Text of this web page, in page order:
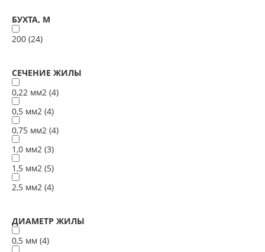
БУХТА, М
200 (24)
СЕЧЕНИЕ ЖИЛЫ
0,22 мм2 (4)
0,5 мм2 (4)
0,75 мм2 (4)
1,0 мм2 (3)
1,5 мм2 (5)
2,5 мм2 (4)
ДИАМЕТР ЖИЛЫ
0,5 мм (4)